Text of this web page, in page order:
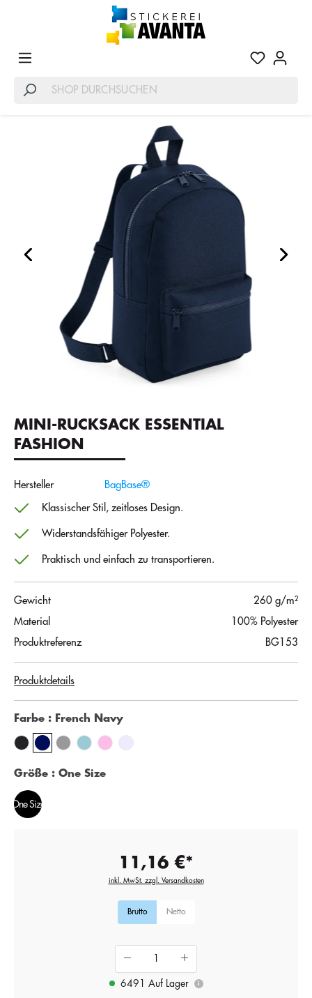
MINI-RUCKSACK ESSENTIAL
FASHION
Hersteller BagBase®
Klassischer Stil, zeitloses Design.
Widerstandsfähiger Polyester.
Praktisch und einfach zu transportieren.
Gewicht
260 g/m²
Material
100% Polyester
Produktreferenz
BG153
Produktdetails
Farbe : French Navy
Größe : One Size
One Size
11,16 €*
inkl. MwSt. zzgl. Versandkosten
Brutto Netto
6491 Auf Lager i